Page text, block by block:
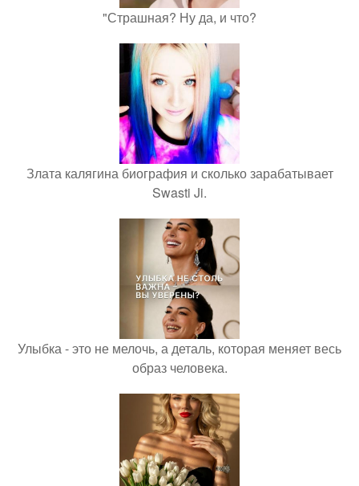
"Страшная? Ну да, и что?
Злата калягина биография и сколько зарабатывает
Swasti Ji.
Улыбка - это не мелочь, а деталь, которая меняет весь
образ человека.